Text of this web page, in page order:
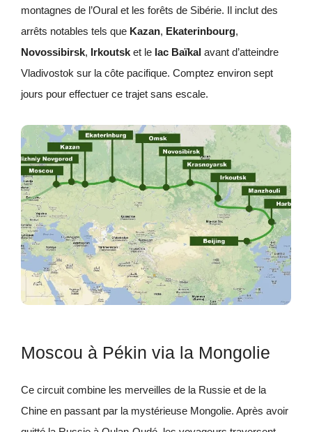
montagnes de l’Oural et les forêts de Sibérie. Il inclut des
arrêts notables tels que Kazan, Ekaterinbourg,
Novossibirsk, Irkoutsk et le lac Baïkal avant d’atteindre
Vladivostok sur la côte pacifique. Comptez environ sept
jours pour effectuer ce trajet sans escale.
Moscou à Pékin via la Mongolie
Ce circuit combine les merveilles de la Russie et de la
Chine en passant par la mystérieuse Mongolie. Après avoir